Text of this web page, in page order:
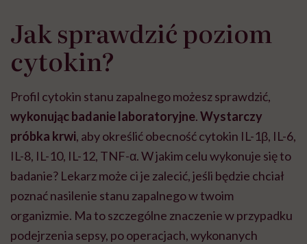
Jak sprawdzić poziom
cytokin?
Profil cytokin stanu zapalnego możesz sprawdzić,
wykonując badanie laboratoryjne.Wystarczy
próbka krwi, aby określić obecność cytokin IL-1β, IL-6,
IL-8, IL-10, IL-12, TNF-α. W jakim celu wykonuje się to
badanie? Lekarz może ci je zalecić, jeśli będzie chciał
poznać nasilenie stanu zapalnego w twoim
organizmie. Ma to szczególne znaczenie w przypadku
podejrzenia sepsy, po operacjach, wykonanych